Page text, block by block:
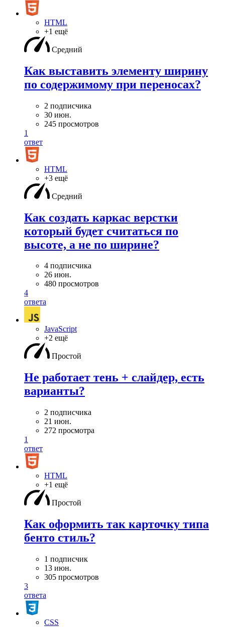
HTML
+1 ещё
Средний
Как выставить элементу ширину
по содержимому при переносах?
2 подписчика
30 июн.
245 просмотров
1
ответ
HTML
+3 ещё
Средний
Как создать каркас верстки
который будет считаться по
высоте, а не по ширине?
4 подписчика
26 июн.
480 просмотров
4
ответа
JavaScript
+2 ещё
Простой
Не работает тень + слайдер, есть
варианты?
2 подписчика
21 июн.
272 просмотра
1
ответ
HTML
+1 ещё
Простой
Как оформить так карточку типа
бенто стиль?
1 подписчик
13 июн.
305 просмотров
3
ответа
CSS